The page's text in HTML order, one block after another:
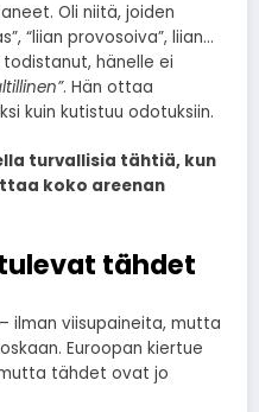
Oli niitä, joiden
“liian provosoiva”, liian…
hänelle ei
. Hän ottaa
kuin kutistuu odotuksiin.
turvallisia tähtiä, kun
koko areenan
tähdet
ilman viisupaineita, mutta
Euroopan kiertue
tähdet ovat jo